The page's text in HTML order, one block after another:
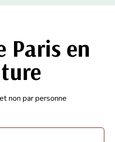
Paris en
non par personne